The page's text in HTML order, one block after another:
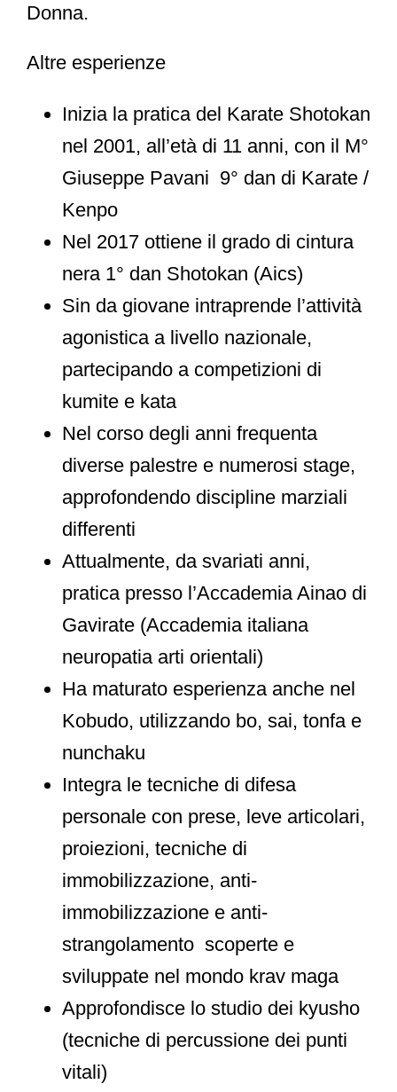
Donna.
Altre esperienze
Inizia la pratica del Karate Shotokan
nel 2001, all’età di 11 anni, con il M°
Giuseppe Pavani 9° dan di Karate /
Kenpo
Nel 2017 ottiene il grado di cintura
nera 1° dan Shotokan (Aics)
Sin da giovane intraprende l’attività
agonistica a livello nazionale,
partecipando a competizioni di
kumite e kata
Nel corso degli anni frequenta
diverse palestre e numerosi stage,
approfondendo discipline marziali
differenti
Attualmente, da svariati anni,
pratica presso l’Accademia Ainao di
Gavirate (Accademia italiana
neuropatia arti orientali)
Ha maturato esperienza anche nel
Kobudo, utilizzando bo, sai, tonfa e
nunchaku
Integra le tecniche di difesa
personale con prese, leve articolari,
proiezioni, tecniche di
immobilizzazione, anti-
immobilizzazione e anti-
strangolamento scoperte e
sviluppate nel mondo krav maga
Approfondisce lo studio dei kyusho
(tecniche di percussione dei punti
vitali)